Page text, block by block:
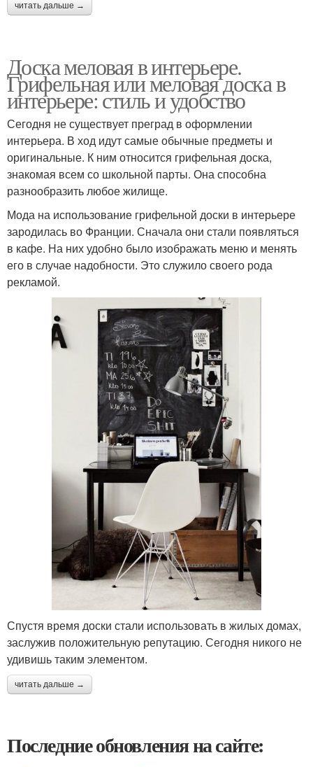
читать дальше →
Доска меловая в интерьере.
Грифельная или меловая доска в
интерьере: стиль и удобство
Сегодня не существует преград в оформлении
интерьера. В ход идут самые обычные предметы и
оригинальные. К ним относится грифельная доска,
знакомая всем со школьной парты. Она способна
разнообразить любое жилище.
Мода на использование грифельной доски в интерьере
зародилась во Франции. Сначала они стали появляться
в кафе. На них удобно было изображать меню и менять
его в случае надобности. Это служило своего рода
рекламой.
Спустя время доски стали использовать в жилых домах,
заслужив положительную репутацию. Сегодня никого не
удивишь таким элементом.
читать дальше →
Последние обновления на сайте: